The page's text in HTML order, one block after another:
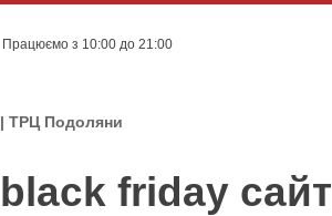
Працюємо з 10:00 до 21:00
| ТРЦ Подоляни
black friday сайт